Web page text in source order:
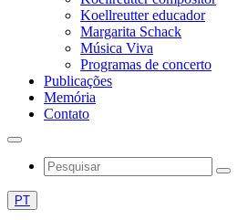
Koellreutter educador
Margarita Schack
Música Viva
Programas de concerto
Publicações
Memória
Contato
PT